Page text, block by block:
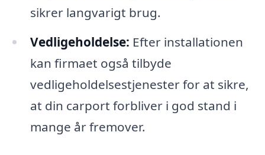
sikrer langvarigt brug.
Vedligeholdelse: Efter installationen
kan firmaet også tilbyde
vedligeholdelsestjenester for at sikre,
at din carport forbliver i god stand i
mange år fremover.